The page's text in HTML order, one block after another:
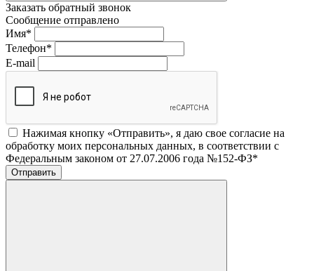
Заказать обратный звонок
Сообщение отправлено
Имя*
Телефон*
E-mail
Нажимая кнопку «Отправить», я даю свое согласие на
обработку моих персональных данных, в соответствии с
Федеральным законом от 27.07.2006 года №152-ФЗ*
Отправить